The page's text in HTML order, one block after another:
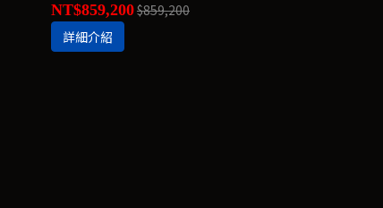
NT$859,200$859,200
詳細介紹